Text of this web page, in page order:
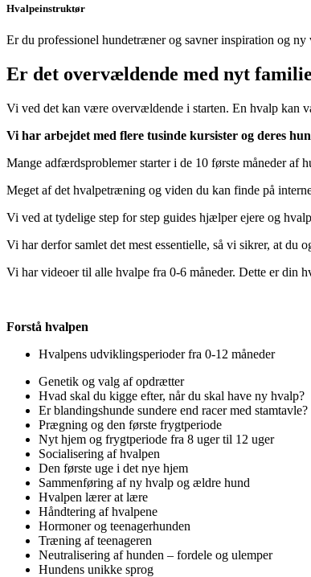
Hvalpeinstruktør
Er du professionel hundetræner og savner inspiration og
Er det overvældende med nyt
Vi ved det kan være overvældende i starten. En hvalp kan
Vi har arbejdet med flere tusinde kursister og deres
Mange adfærdsproblemer starter i de 10 første måneder af
Meget af det hvalpetræning og viden du kan finde på
Vi ved at tydelige step for step guides hjælper ejere og
Vi har derfor samlet det mest essentielle, så vi sikrer, at du
Vi har videoer til alle hvalpe fra 0-6 måneder. Dette er din
Forstå hvalpen
Hvalpens udviklingsperioder fra 0-12 måneder
Genetik og valg af opdrætter
Hvad skal du kigge efter, når du skal have ny hvalp?
Er blandingshunde sundere end racer med stamtavle?
Prægning og den første frygtperiode
Nyt hjem og frygtperiode fra 8 uger til 12 uger
Socialisering af hvalpen
Den første uge i det nye hjem
Sammenføring af ny hvalp og ældre hund
Hvalpen lærer at lære
Håndtering af hvalpene
Hormoner og teenagerhunden
Træning af teenageren
Neutralisering af hunden – fordele og ulemper
Hundens unikke sprog